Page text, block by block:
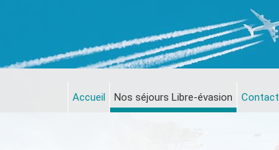
Accueil Nos séjours Libre-évasion Contact